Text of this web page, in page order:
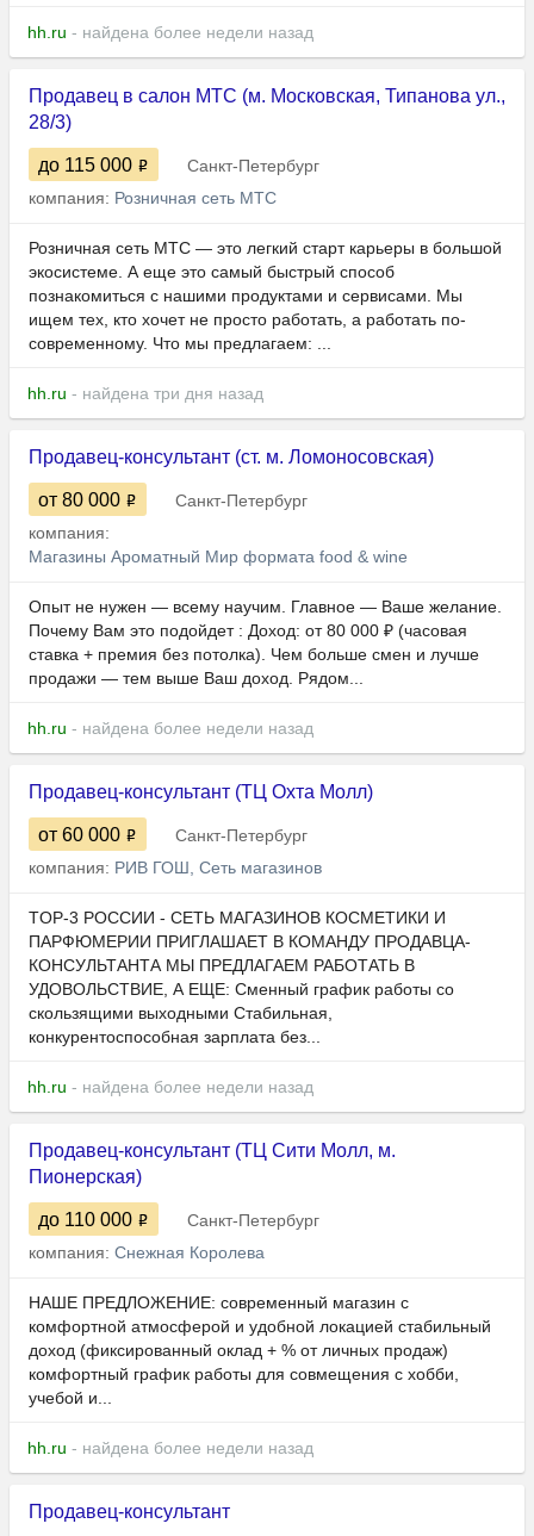
hh.ru - найдена более недели назад
Продавец в салон МТС (м. Московская, Типанова ул.,
28/3)
до 115 000
Санкт-Петербург
компания: Розничная сеть МТС
Розничная сеть МТС — это легкий старт карьеры в большой
экосистеме. А еще это самый быстрый способ
познакомиться с нашими продуктами и сервисами. Мы
ищем тех, кто хочет не просто работать, а работать по-
современному. Что мы предлагаем: ...
hh.ru - найдена три дня назад
Продавец-консультант (ст. м. Ломоносовская)
от 80 000
Санкт-Петербург
компания:
Магазины Ароматный Мир формата food & wine
Опыт не нужен — всему научим. Главное — Ваше желание.
Почему Вам это подойдет : Доход: от 80 000 ₽ (часовая
ставка + премия без потолка). Чем больше смен и лучше
продажи — тем выше Ваш доход. Рядом...
hh.ru - найдена более недели назад
Продавец-консультант (ТЦ Охта Молл)
от 60 000
Санкт-Петербург
компания: РИВ ГОШ, Сеть магазинов
TOP-3 РОССИИ - СЕТЬ МАГАЗИНОВ КОСМЕТИКИ И
ПАРФЮМЕРИИ ПРИГЛАШАЕТ В КОМАНДУ ПРОДАВЦА-
КОНСУЛЬТАНТА МЫ ПРЕДЛАГАЕМ РАБОТАТЬ В
УДОВОЛЬСТВИЕ, А ЕЩЕ: Сменный график работы со
скользящими выходными Стабильная,
конкурентоспособная зарплата без...
hh.ru - найдена более недели назад
Продавец-консультант (ТЦ Сити Молл, м.
Пионерская)
до 110 000
Санкт-Петербург
компания: Снежная Королева
НАШЕ ПРЕДЛОЖЕНИЕ: современный магазин с
комфортной атмосферой и удобной локацией стабильный
доход (фиксированный оклад + % от личных продаж)
комфортный график работы для совмещения с хобби,
учебой и...
hh.ru - найдена более недели назад
Продавец-консультант